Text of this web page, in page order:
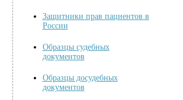
Защитники прав пациентов в
России
Образцы судебных
документов
Образцы досудебных
документов